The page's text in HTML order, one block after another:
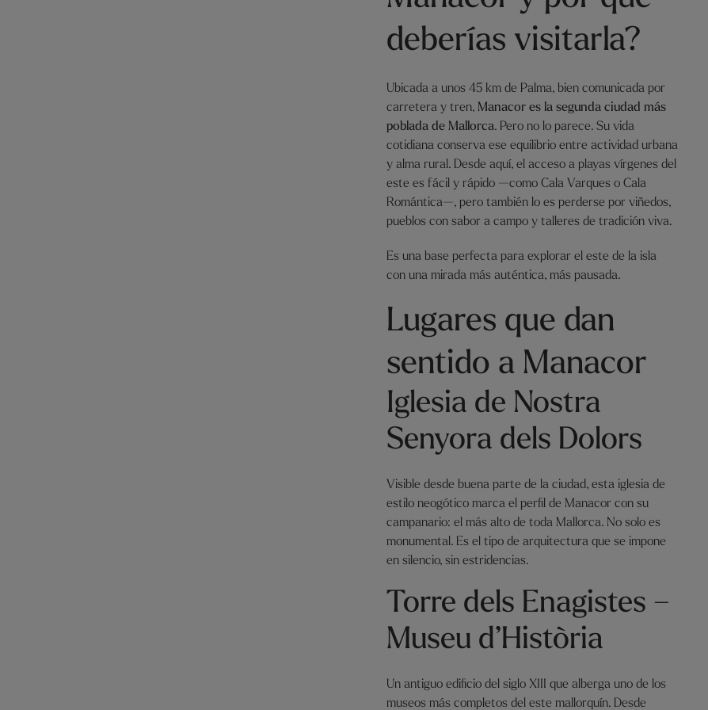
deberías visitarla?
Ubicada a unos 45 km de Palma, bien comunicada por
carretera y tren, Manacor es la segunda ciudad más
poblada de Mallorca. Pero no lo parece. Su vida
cotidiana conserva ese equilibrio entre actividad urbana
y alma rural. Desde aquí, el acceso a playas vírgenes del
este es fácil y rápido —como Cala Varques o Cala
Romántica—, pero también lo es perderse por viñedos,
pueblos con sabor a campo y talleres de tradición viva.
Es una base perfecta para explorar el este de la isla
con una mirada más auténtica, más pausada.
Lugares que dan
sentido a Manacor
Iglesia de Nostra
Senyora dels Dolors
Visible desde buena parte de la ciudad, esta iglesia de
estilo neogótico marca el perfil de Manacor con su
campanario: el más alto de toda Mallorca. No solo es
monumental. Es el tipo de arquitectura que se impone
en silencio, sin estridencias.
Torre dels Enagistes –
Museu d’Història
Un antiguo edificio del siglo XIII que alberga uno de los
museos más completos del este mallorquín. Desde